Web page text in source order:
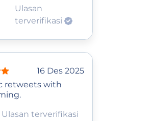
Ulasan
terverifikasi
16 Des 2025
retweets with
Ulasan terverifikasi